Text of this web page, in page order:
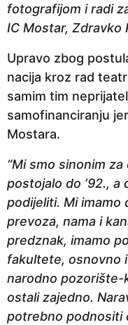
fotografijom i radi
IC Mostar, Zdravko
Upravo zbog
nacija kroz rad
samim tim
samofinanciranju
Mostara.
“Mi smo sinonim
postojalo do ’92.,
podijeliti. Mi imamo
prevoza, nama i
predznak, imamo
fakultete, osnovno
narodno pozorište-
ostali zajedno.
potrebno podnositi